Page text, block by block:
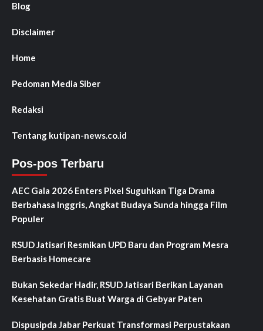
Blog
Disclaimer
Home
Pedoman Media Siber
Redaksi
Tentang kutipan-news.co.id
Pos-pos Terbaru
AEC Gala 2026 Enters Pixel Suguhkan Tiga Drama
Berbahasa Inggris, Angkat Budaya Sunda hingga Film
Populer
RSUD Jatisari Resmikan UPD Baru dan Program Mesra
Berbasis Homecare
Bukan Sekedar Hadir, RSUD Jatisari Berikan Layanan
Kesehatan Gratis Buat Warga di Gebyar Paten
Dispusipda Jabar Perkuat Transformasi Perpustakaan